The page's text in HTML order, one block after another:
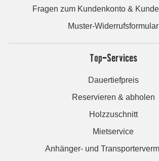
Fragen zum Kundenkonto &
Muster-Widerrufsformular
Top-Services
Dauertiefpreis
Reservieren & abholen
Holzzuschnitt
Mietservice
Anhänger- und